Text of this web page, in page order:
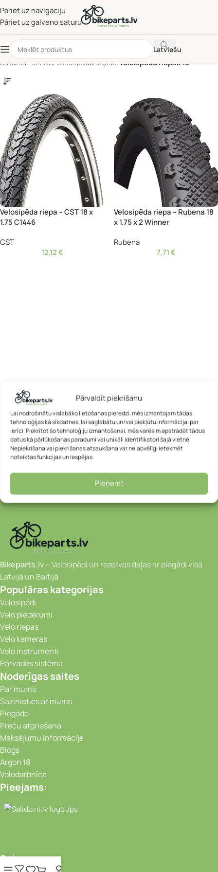
Pārvaldīt piekrišanu
Lai nodrošinātu vislabāko lietošanas pieredzi, mēs izmantojam tādas
tehnoloģijas kā sīkdatnes, lai saglabātu un/vai piekļūtu informācijai par
ierīci. Piekrītot šo tehnoloģiju izmantošanai, mēs varēsim apstrādāt tādus
datus kā pārlūkošanas paradumi vai unikāli identifikatori šajā vietnē.
Nepiekrišana vai piekrišanas atsaukšana var nelabvēlīgi ietekmēt
noteiktas funkcijas un iespējas.
Pieņemt
Pāriet uz navigāciju
Pāriet uz galveno saturu
Latviešu
Sākums/RIEPAS/Velosipēdu riepas/Velosipēdu riepas 18"
Velosipēda riepa – CST 18 x
1.75 C1446
CST
12,12€
Velosipēda riepa – Rubena 18
x 1.75 x 2 Winner
Rubena
7,71€
Bikeparts.lv – Velosipēdi un rezerves daļas ar piegādi visā
Latvijā un Baltijā
Populāras kategorijas
Velosipēdi
Velo piederumi
Velo riepas
Velo kameras
Velo instrumenti
Pārvades sistēma
Noderīgas saites
Par mums
Sazinieties ar mums
Piegāde
Preču atgriešana
Maksājumu informācija
Blogs
Argon 18
Velodarbnīca
Pieejams:
Video novērošanas kameras, Portatīvie
Seko mums